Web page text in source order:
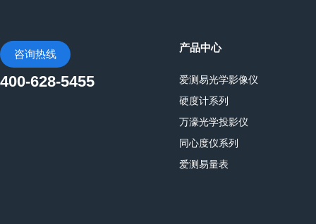
咨询热线
400-628-5455
产品中心
爱测易光学影像仪
硬度计系列
万濠光学投影仪
同心度仪系列
爱测易量表